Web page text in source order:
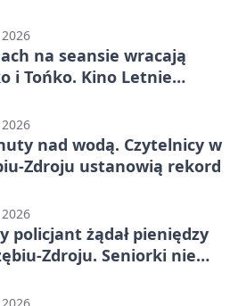
na seansie wracają
i Tońko. Kino Letnie
nad wodą. Czytelnicy w
Zdroju ustanowią rekord
policjant żądał pieniędzy
Zdroju. Seniorki nie